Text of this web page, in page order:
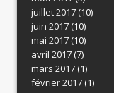
juillet 2017(10)
juin 2017(10)
mai 2017(10)
avril 2017(7)
mars 2017(1)
février 2017(1)